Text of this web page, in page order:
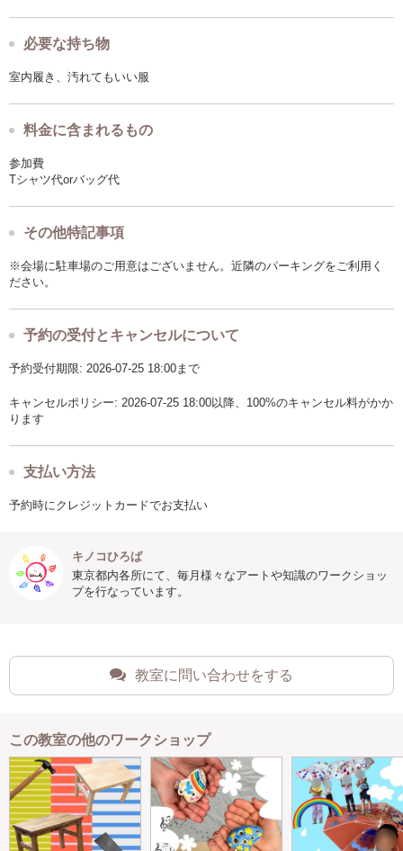
必要な持ち物
室内履き、汚れてもいい服
料金に含まれるもの
参加費
Tシャツ代orバッグ代
その他特記事項
※会場に駐車場のご用意はございません。近隣のパーキングをご利用く
ださい。
予約の受付とキャンセルについて
予約受付期限: 2026-07-25 18:00まで
キャンセルポリシー: 2026-07-25 18:00以降、100%のキャンセル料がかか
ります
支払い方法
予約時にクレジットカードでお支払い
キノコひろば
東京都内各所にて、毎月様々なアートや知識のワークショッ
プを行なっています。
教室に問い合わせをする
この教室の他のワークショップ